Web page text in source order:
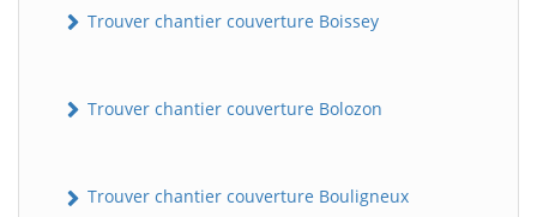
Trouver chantier couverture Boissey
Trouver chantier couverture Bolozon
Trouver chantier couverture Bouligneux